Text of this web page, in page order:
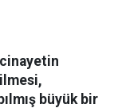
büyük bir